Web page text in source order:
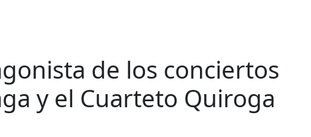
de los conciertos
y el Cuarteto Quiroga